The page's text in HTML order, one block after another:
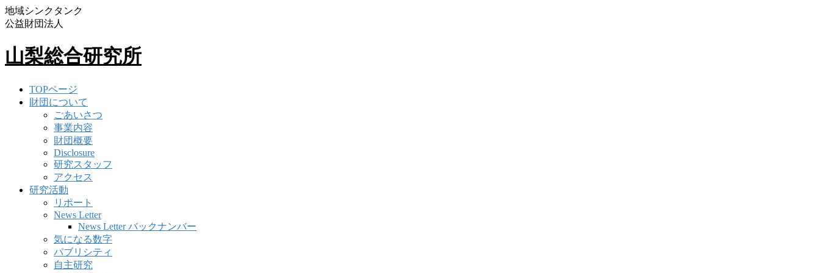
地域シンクタンク
公益財団法人
山梨総合研究所
TOPページ
財団について
ごあいさつ
事業内容
財団概要
Disclosure
研究スタッフ
アクセス
研究活動
リポート
News Letter
News Letter バックナンバー
気になる数字
パブリシティ
自主研究